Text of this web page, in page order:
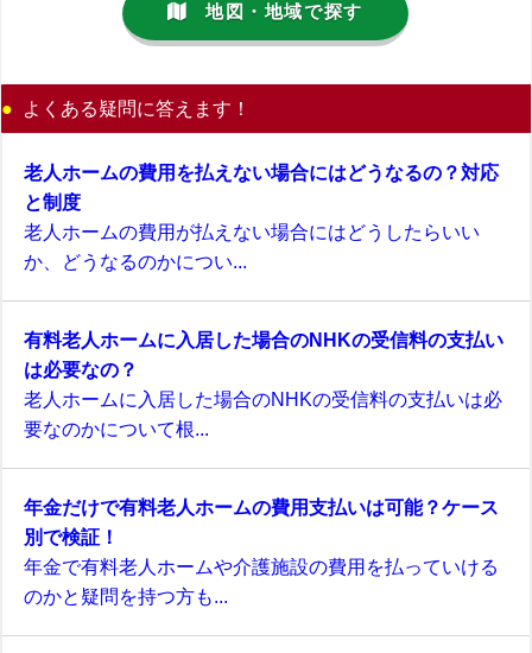
地図・地域で探す
よくある疑問に答えます！
老人ホームの費用を払えない場合にはどうなるの？対応
と制度
老人ホームの費用が払えない場合にはどうしたらいい
か、どうなるのかについ...
有料老人ホームに入居した場合のNHKの受信料の支払い
は必要なの？
老人ホームに入居した場合のNHKの受信料の支払いは必
要なのかについて根...
年金だけで有料老人ホームの費用支払いは可能？ケース
別で検証！
年金で有料老人ホームや介護施設の費用を払っていける
のかと疑問を持つ方も...